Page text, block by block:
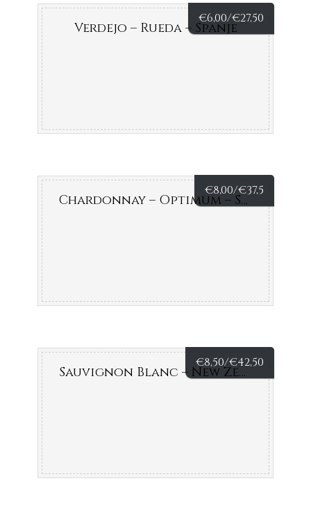
€6,00/€27,50
Verdejo – Rueda – Spanje
€8,00/€37,5
Chardonnay – Optimum – Spanje
€8,50/€42,50
Sauvignon Blanc – New Zealand